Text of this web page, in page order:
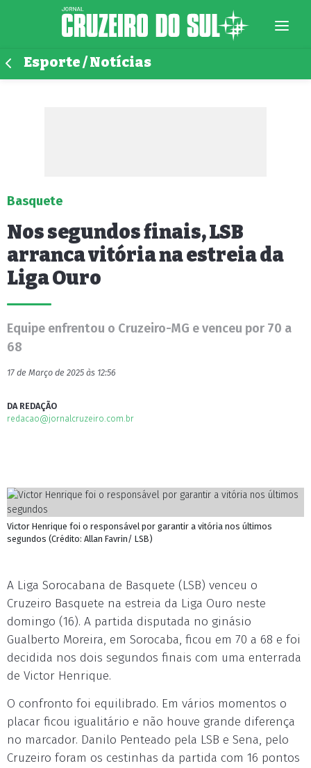
Esporte / Notícias
Basquete
Nos segundos finais, LSB
arranca vitória na estreia da
Liga Ouro
Equipe enfrentou o Cruzeiro-MG e venceu por 70 a
68
17 de Março de 2025 às 12:56
DA REDAÇÃO
redacao@jornalcruzeiro.com.br
Victor Henrique foi o responsável por garantir a vitória nos últimos
segundos (Crédito: Allan Favrin/ LSB)
A Liga Sorocabana de Basquete (LSB) venceu o
Cruzeiro Basquete na estreia da Liga Ouro neste
domingo (16). A partida disputada no ginásio
Gualberto Moreira, em Sorocaba, ficou em 70 a 68 e foi
decidida nos dois segundos finais com uma enterrada
de Victor Henrique.
O confronto foi equilibrado. Em vários momentos o
placar ficou igualitário e não houve grande diferença
no marcador. Danilo Penteado pela LSB e Sena, pelo
Cruzeiro foram os cestinhas da partida com 16 pontos